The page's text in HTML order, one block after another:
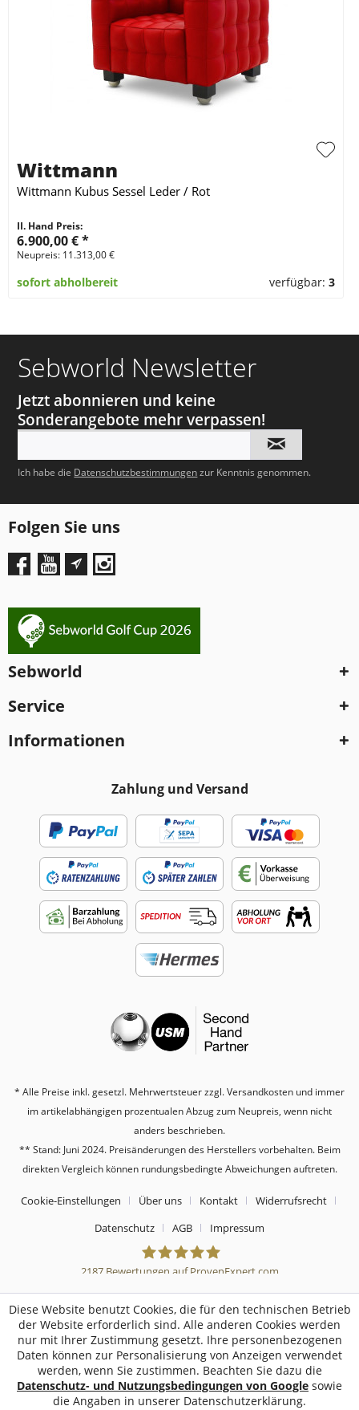
Wittmann
Wittmann Kubus Sessel Leder / Rot
II. Hand Preis:
6.900,00 €*
Neupreis: 11.313,00 €
sofort abholbereit verfügbar:3
Sebworld Newsletter
Jetzt abonnieren und keine
Sonderangebote mehr verpassen!
Ich habe die Datenschutzbestimmungenzur Kenntnis genommen.
Folgen Sie uns
Sebworld
Service
Informationen
Zahlung und Versand
* Alle Preise inkl. gesetzl. Mehrwertsteuer zzgl.Versandkosten und immer
im artikelabhängigen prozentualen Abzug zum Neupreis, wenn nicht
anders beschrieben.
** Stand: Juni 2024. Preisänderungen des Herstellers vorbehalten. Beim
direkten Vergleich können rundungsbedingte Abweichungen auftreten.
Cookie-Einstellungen Über uns Kontakt
Widerrufsrecht
Datenschutz
AGB Impressum
Sebworld
2187Bewertungen auf ProvenExpert.com
Diese Website benutzt Cookies, die für den technischen Betrieb
der Website erforderlich sind. Alle anderen Cookies werden
nur mit Ihrer Zustimmung gesetzt. Ihre personenbezogenen
Daten können zur Personalisierung von Anzeigen verwendet
werden, wenn Sie zustimmen. Beachten Sie dazu die
Datenschutz- und Nutzungsbedingungen von Google sowie
die Angaben in unserer Datenschutzerklärung.